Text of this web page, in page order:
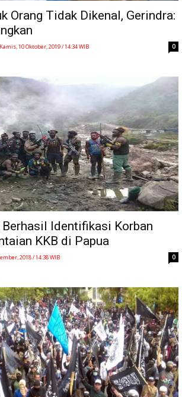
Orang Tidak Dikenal, Gerindra:
Kamis, 10 Oktober, 2019 / 14:34 WIB 0
Berhasil Identifikasi Korban
KKB di Papua
2018 / 14:38 WIB 0